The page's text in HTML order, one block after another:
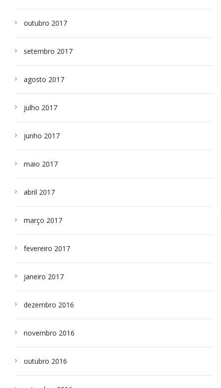
outubro 2017
setembro 2017
agosto 2017
julho 2017
junho 2017
maio 2017
abril 2017
março 2017
fevereiro 2017
janeiro 2017
dezembro 2016
novembro 2016
outubro 2016